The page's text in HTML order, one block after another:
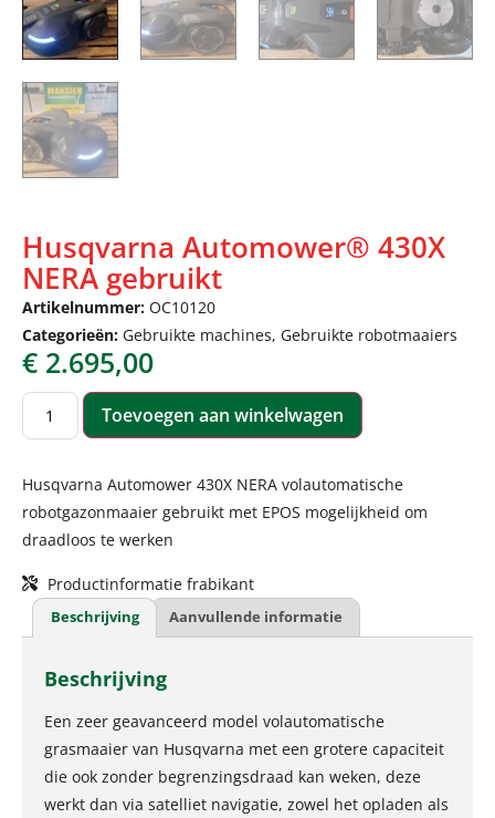
Husqvarna Automower® 430X
NERA gebruikt
Artikelnummer: OC10120
Categorieën: Gebruikte machines, Gebruikte robotmaaiers
€ 2.695,00
Toevoegen aan winkelwagen
Husqvarna Automower 430X NERA volautomatische
robotgazonmaaier gebruikt met EPOS mogelijkheid om
draadloos te werken
Productinformatie frabikant
Beschrijving Aanvullende informatie
Beschrijving
Een zeer geavanceerd model volautomatische
grasmaaier van Husqvarna met een grotere capaciteit
die ook zonder begrenzingsdraad kan weken, deze
werkt dan via satelliet navigatie, zowel het opladen als